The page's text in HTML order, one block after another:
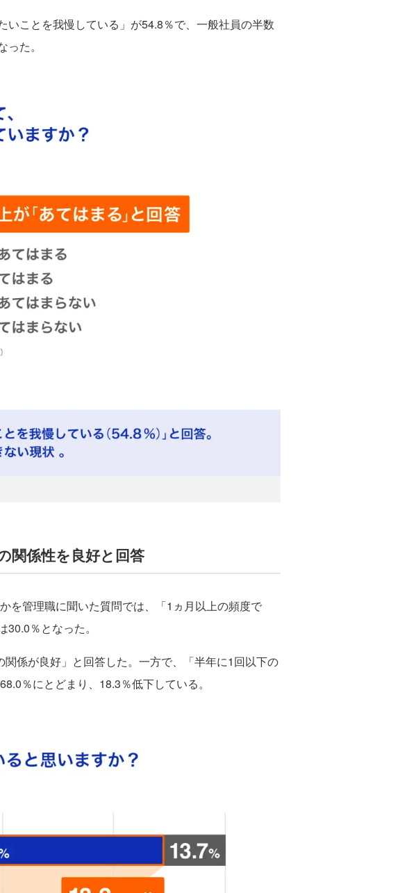
ことを我慢している」が54.8％で、一般社員の半数
た。
関係性を良好と回答
を管理職に聞いた質問では、「1ヵ月以上の頻度で
％となった。
係が良好」と回答した。一方で、「半年に1回以下の
％にとどまり、18.3％低下している。